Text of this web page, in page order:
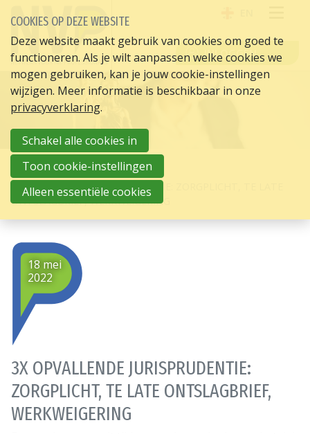
INLOGGEN
HOME
HR ACTUEEL
3X OPVALLENDE JURISPRUDENTIE: ZORGPLICHT, TE LATE
ONTSLAGBRIEF, WERKWEIGERING
3X OPVALLENDE JURISPRUDENTIE:
ZORGPLICHT, TE LATE ONTSLAGBRIEF,
WERKWEIGERING
18 mei
2022
COOKIES OP DEZE WEBSITE
Deze website maakt gebruik van cookies om goed te
functioneren. Als je wilt aanpassen welke cookies we
mogen gebruiken, kan je jouw cookie-instellingen
wijzigen. Meer informatie is beschikbaar in onze
privacyverklaring.
Schakel alle cookies in
Toon cookie-instellingen
Alleen essentiële cookies